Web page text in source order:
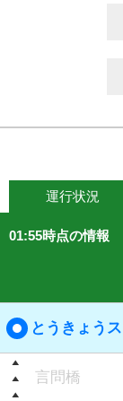
運行状況
01:55時点の情報
とうきょう
言問橋